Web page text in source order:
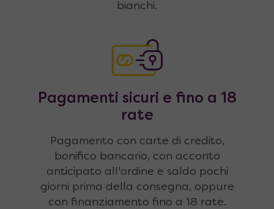
bianchi.
Pagamenti sicuri e fino a 18
rate
Pagamento con carte di credito,
bonifico bancario, con acconto
anticipato all'ordine e saldo pochi
giorni prima della consegna, oppure
con finanziamento fino a 18 rate.